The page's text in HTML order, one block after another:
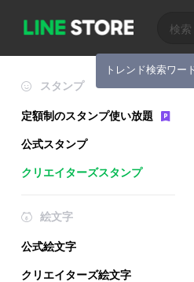
トレンド検索ワー
スタンプ
定額制のスタンプ使い放題
公式スタンプ
クリエイターズスタンプ
絵文字
公式絵文字
クリエイターズ絵文字